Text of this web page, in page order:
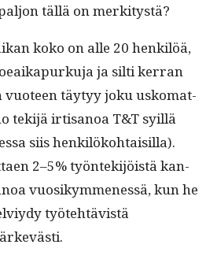
täl­lä on merkitystä?
koko on alle 20 henkilöä,
ja silti ker­ran
vuo­teen täy­tyy joku usko­mat­
tek­i­jä irti­sanoa T&T syil­lä
siis henkilöko­htaisil­la).
2–5% työn­tek­i­jöistä kan­
vuosikymme­nessä, kun he
työte­htävistä